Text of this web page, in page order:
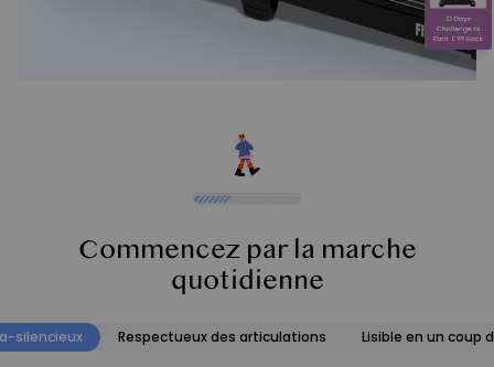
Commencez par la marche
quotidienne
silencieux Respectueux des articulations Lisible en un coup